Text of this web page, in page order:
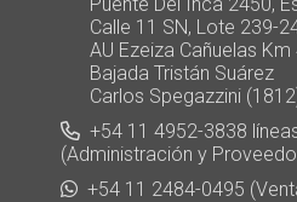
Calle 11 SN, Lote 239-
AU Ezeiza Cañuelas Km
Bajada Tristán Suárez
Carlos Spegazzini
+54 11 4952-3838
(Administración y
+54 11 2484-0495